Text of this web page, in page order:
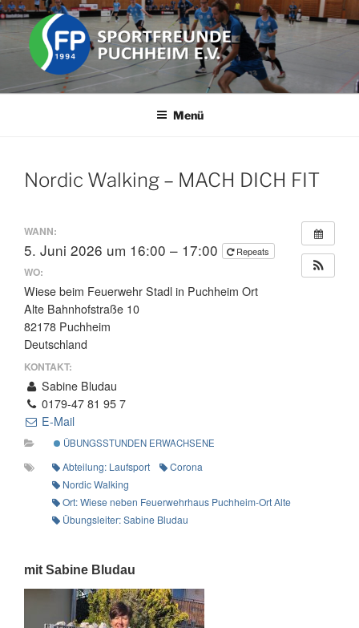
Zum
Inhalt
springen
SPORTFREUNDE PUCHHEIM
Der Freizeit Sportverein in der Stadt Puchheim im Landkreis
Menü
Nordic Walking – MACH DICH FIT
WANN:
5. Juni 2026 um 16:00 – 17:00 Repeats
WO:
Wiese beim Feuerwehr Stadl in Puchheim Ort
Alte Bahnhofstraße 10
82178 Puchheim
Deutschland
KONTAKT:
Sabine Bludau
0179-47 81 95 7
E-Mail
ÜBUNGSSTUNDEN ERWACHSENE
Abteilung: Laufsport
Corona
Nordic Walking
Ort: Wiese neben Feuerwehrhaus Puchheim-Ort Alte
Übungsleiter: Sabine Bludau
mit Sabine Bludau